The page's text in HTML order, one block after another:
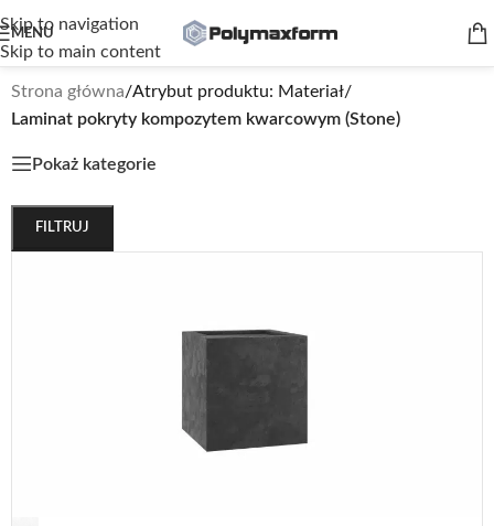
Skip to navigation
Skip to main content
MENU
Strona główna/Atrybut produktu: Materiał/
Laminat pokryty kompozytem kwarcowym (Stone)
Pokaż kategorie
FILTRUJ